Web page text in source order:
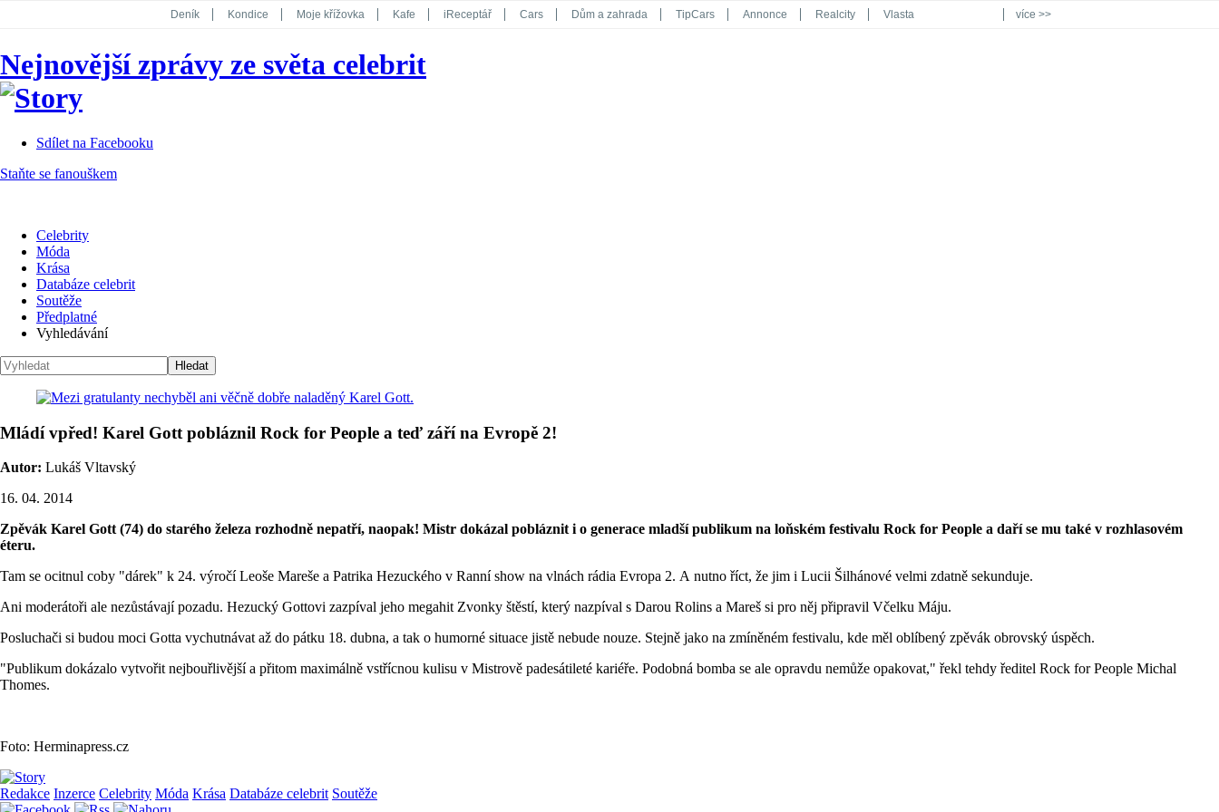
Deník Kondice Moje křížovka Kafe iReceptář Cars Dům a zahrada TipCars Annonce Realcity Vlasta
Koktejl
více >>
Nejnovější zprávy ze světa celebrit
Sdílet na Facebooku
Staňte se fanouškem
Celebrity
Móda
Krása
Databáze celebrit
Soutěže
Předplatné
Vyhledávání
Mládí vpřed! Karel Gott pobláznil Rock for People a teď září na Evropě 2!
Autor: Lukáš Vltavský
16. 04. 2014
Zpěvák Karel Gott (74) do starého železa rozhodně nepatří, naopak! Mistr dokázal pobláznit i o generace mladší publikum na loňském festivalu Rock for People a daří se mu také v rozhlasovém
éteru.
Tam se ocitnul coby "dárek" k 24. výročí Leoše Mareše a Patrika Hezuckého v Ranní show na vlnách rádia Evropa 2. A nutno říct, že jim i Lucii Šilhánové velmi zdatně sekunduje.
Ani moderátoři ale nezůstávají pozadu. Hezucký Gottovi zazpíval jeho megahit Zvonky štěstí, který nazpíval s Darou Rolins a Mareš si pro něj připravil Včelku Máju.
Posluchači si budou moci Gotta vychutnávat až do pátku 18. dubna, a tak o humorné situace jistě nebude nouze. Stejně jako na zmíněném festivalu, kde měl oblíbený zpěvák obrovský úspěch.
"Publikum dokázalo vytvořit nejbouřlivější a přitom maximálně vstřícnou kulisu v Mistrově padesátileté kariéře. Podobná bomba se ale opravdu nemůže opakovat," řekl tehdy ředitel Rock for People Michal
Thomes.
Foto: Herminapress.cz
Redakce Inzerce Celebrity Móda Krása Databáze celebrit Soutěže